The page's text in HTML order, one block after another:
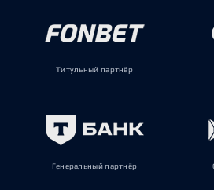
Титульный партнёр
Генеральный партнёр